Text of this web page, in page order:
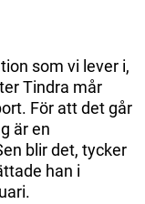
som vi lever i,
Tindra mår
För att det går
är en
blir det, tycker
han i